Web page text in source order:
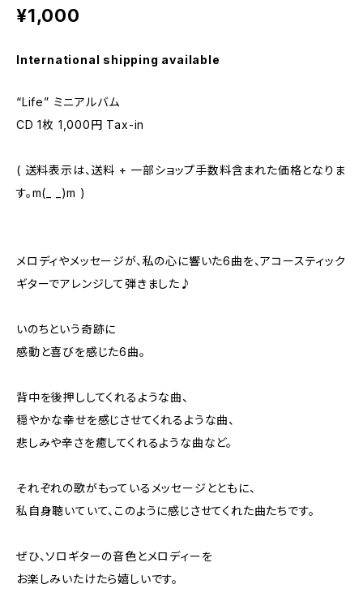
¥1,000
International shipping available
“Life” ミニアルバム
CD 1枚 1,000円 Tax-in
( 送料表示は、送料 + 一部ショップ手数料含まれた価格となりま
す。m(_ _)m )
メロディやメッセージが、私の心に響いた6曲を、アコースティック
ギターでアレンジして弾きました♪
いのちという奇跡に
感動と喜びを感じた6曲。
背中を後押ししてくれるような曲、
穏やかな幸せを感じさせてくれるような曲、
悲しみや辛さを癒してくれるような曲など。
それぞれの歌がもっているメッセージとともに、
私自身聴いていて、このように感じさせてくれた曲たちです。
ぜひ、ソロギターの音色とメロディーを
お楽しみいたけたら嬉しいです。